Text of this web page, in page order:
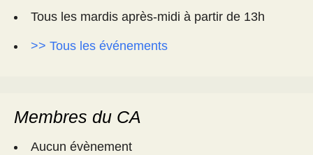
Tous les mardis après-midi à partir de 13h
>> Tous les événements
Membres du CA
Aucun évènement